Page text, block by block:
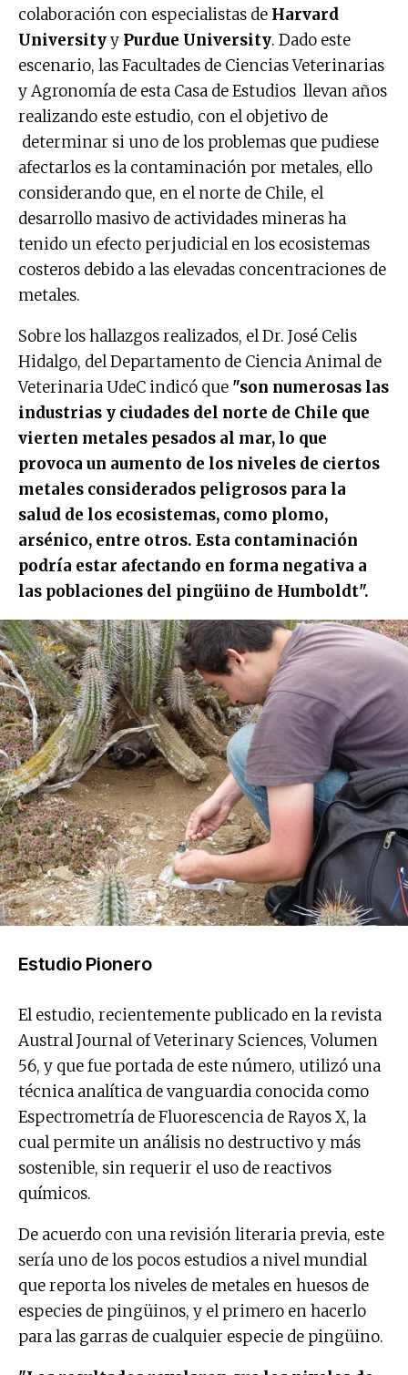
colaboración con especialistas de Harvard
Universityy Purdue University. Dado este
escenario, las Facultades de Ciencias Veterinarias
y Agronomía de esta Casa de Estudios llevan años
realizando este estudio, con el objetivo de
determinar si uno de los problemas que pudiese
afectarlos es la contaminación por metales, ello
considerando que, en el norte de Chile, el
desarrollo masivo de actividades mineras ha
tenido un efecto perjudicial en los ecosistemas
costeros debido a las elevadas concentraciones de
metales.
Sobre los hallazgos realizados, el Dr. José Celis
Hidalgo, del Departamento de Ciencia Animal de
Veterinaria UdeC indicó que "son numerosas las
industrias y ciudades del norte de Chile que
vierten metales pesados al mar, lo que
provoca un aumento de los niveles de ciertos
metales considerados peligrosos para la
salud de los ecosistemas, como plomo,
arsénico, entre otros. Esta contaminación
podría estar afectando en forma negativa a
las poblaciones del pingüino de Humboldt".
Estudio Pionero
El estudio, recientemente publicado en la revista
Austral Journal of Veterinary Sciences, Volumen
56, y que fue portada de este número, utilizó una
técnica analítica de vanguardia conocida como
Espectrometría de Fluorescencia de Rayos X, la
cual permite un análisis no destructivo y más
sostenible, sin requerir el uso de reactivos
químicos.
De acuerdo con una revisión literaria previa, este
sería uno de los pocos estudios a nivel mundial
que reporta los niveles de metales en huesos de
especies de pingüinos, y el primero en hacerlo
para las garras de cualquier especie de pingüino.